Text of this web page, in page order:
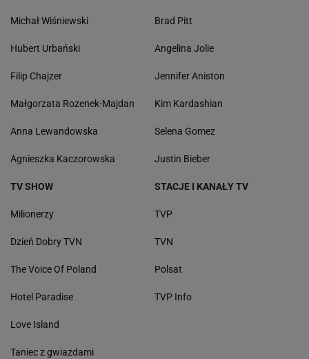
Michał Wiśniewski
Hubert Urbański
Filip Chajzer
Małgorzata Rozenek-Majdan
Anna Lewandowska
Agnieszka Kaczorowska
Brad Pitt
Angelina Jolie
Jennifer Aniston
Kim Kardashian
Selena Gomez
Justin Bieber
TV SHOW
Milionerzy
Dzień Dobry TVN
The Voice Of Poland
Hotel Paradise
Love Island
Taniec z gwiazdami
STACJE I KANAŁY TV
TVP
TVN
Polsat
TVP Info